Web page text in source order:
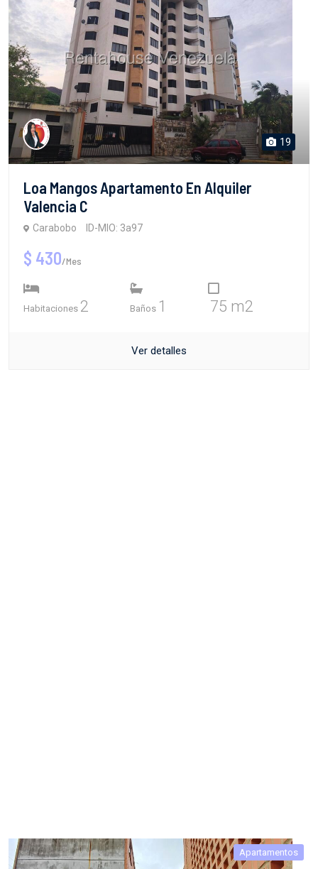
19
Loa Mangos Apartamento En Alquiler
Valencia C
Carabobo ID-MIO: 3a97
$ 430/Mes
Habitaciones 2 Baños 1 75 m2
Ver detalles
Apartamentos